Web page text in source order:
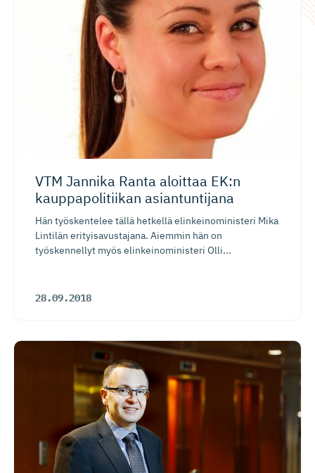
VTM Jannika Ranta aloittaa EK:n
kauppapoli­tiikan asiantuntijana
Hän työskentelee tällä hetkellä elinkeinoministeri Mika
Lintilän erityisavustajana. Aiemmin hän on
työskennellyt myös elinkeinoministeri Olli...
28.09.2018